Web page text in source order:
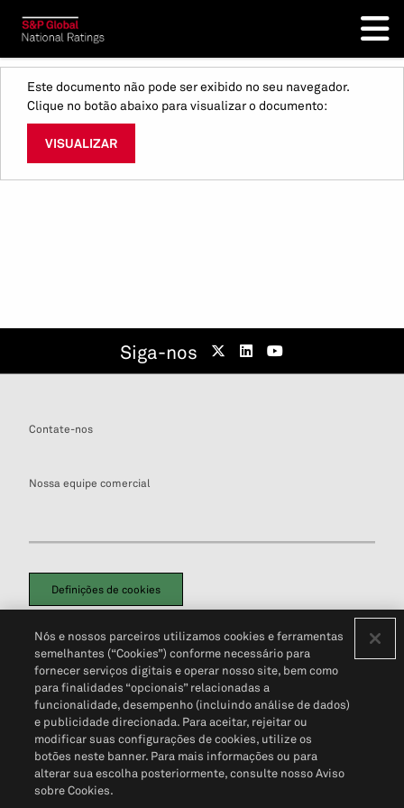
Este documento não pode ser exibido no seu navegador.
Clique no botão abaixo para visualizar o documento:
VISUALIZAR
Siga-nos
Contate-nos
Nossa equipe comercial
Definições de cookies
Política de PrivacidadePortal de privacidade do cliente (em inglês)
Não Venda Minhas Informações Pessoais© 2026 S&P Global
Nós e nossos parceiros utilizamos cookies e ferramentas
semelhantes (“Cookies”) conforme necessário para
fornecer serviços digitais e operar nosso site, bem como
para finalidades “opcionais” relacionadas a
funcionalidade, desempenho (incluindo análise de dados)
e publicidade direcionada. Para aceitar, rejeitar ou
modificar suas configurações de cookies, utilize os
botões neste banner. Para mais informações ou para
alterar sua escolha posteriormente, consulte nosso Aviso
sobre Cookies.